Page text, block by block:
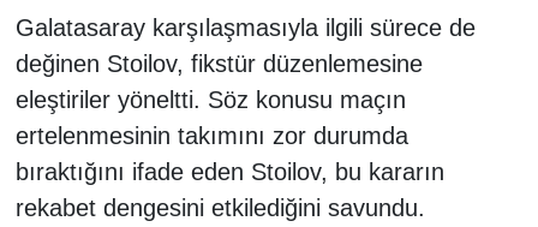
Galatasaray karşılaşmasıyla ilgili sürece de
değinen Stoilov, fikstür düzenlemesine
eleştiriler yöneltti. Söz konusu maçın
ertelenmesinin takımını zor durumda
bıraktığını ifade eden Stoilov, bu kararın
rekabet dengesini etkilediğini savundu.